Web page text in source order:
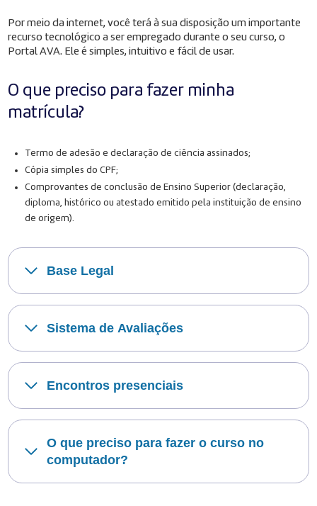
Por meio da internet, você terá à sua disposição um importante
recurso tecnológico a ser empregado durante o seu curso, o
Portal AVA. Ele é simples, intuitivo e fácil de usar.
O que preciso para fazer minha
matrícula?
Termo de adesão e declaração de ciência assinados;
Cópia simples do CPF;
Comprovantes de conclusão de Ensino Superior (declaração,
diploma, histórico ou atestado emitido pela instituição de ensino
de origem).
Base Legal
Sistema de Avaliações
Encontros presenciais
O que preciso para fazer o curso no
computador?